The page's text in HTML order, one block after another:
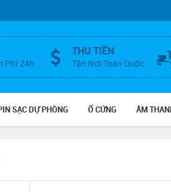
Phí 24h
THU TIỀN
Tận Nơi Toàn Quốc
SẠC DỰ PHÒNG Ổ CỨNG ÂM